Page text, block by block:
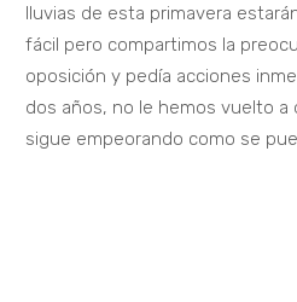
lluvias de esta primavera
fácil pero compartimos la
oposición y pedía acciones
dos años, no le hemos vuelto
sigue empeorando como se